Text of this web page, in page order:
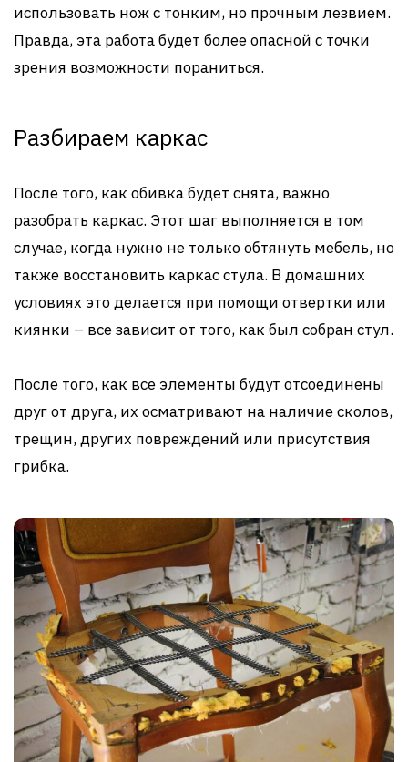
использовать нож с тонким, но прочным лезвием.
Правда, эта работа будет более опасной с точки
зрения возможности пораниться.
Разбираем каркас
После того, как обивка будет снята, важно
разобрать каркас. Этот шаг выполняется в том
случае, когда нужно не только обтянуть мебель, но
также восстановить каркас стула. В домашних
условиях это делается при помощи отвертки или
киянки – все зависит от того, как был собран стул.
После того, как все элементы будут отсоединены
друг от друга, их осматривают на наличие сколов,
трещин, других повреждений или присутствия
грибка.